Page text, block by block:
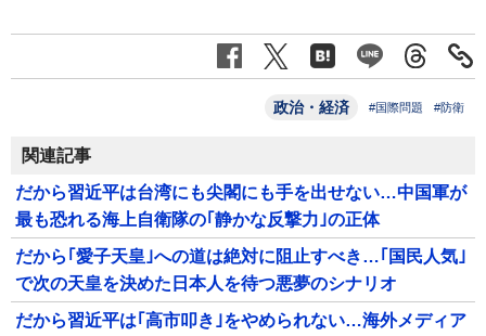
政治・経済 #国際問題 #防衛
関連記事
だから習近平は台湾にも尖閣にも手を出せない…中国軍が
最も恐れる海上自衛隊の｢静かな反撃力｣の正体
だから｢愛子天皇｣への道は絶対に阻止すべき…｢国民人気｣
で次の天皇を決めた日本人を待つ悪夢のシナリオ
だから習近平は｢高市叩き｣をやめられない…海外メディア